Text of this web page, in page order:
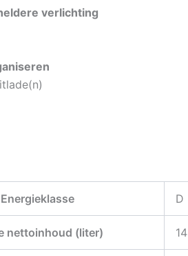
verlichting
Energieklasse D
nettoinhoud (liter)